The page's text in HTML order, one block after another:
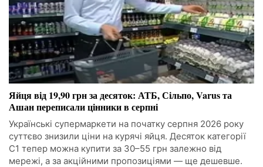
Яйця від 19,90 грн за десяток: АТБ, Сільпо, Varus та
Ашан переписали цінники в серпні
Українські супермаркети на початку серпня 2026 року
суттєво знизили ціни на курячі яйця. Десяток категорії
С1 тепер можна купити за 30–55 грн залежно від
мережі, а за акційними пропозиціями — ще дешевше.